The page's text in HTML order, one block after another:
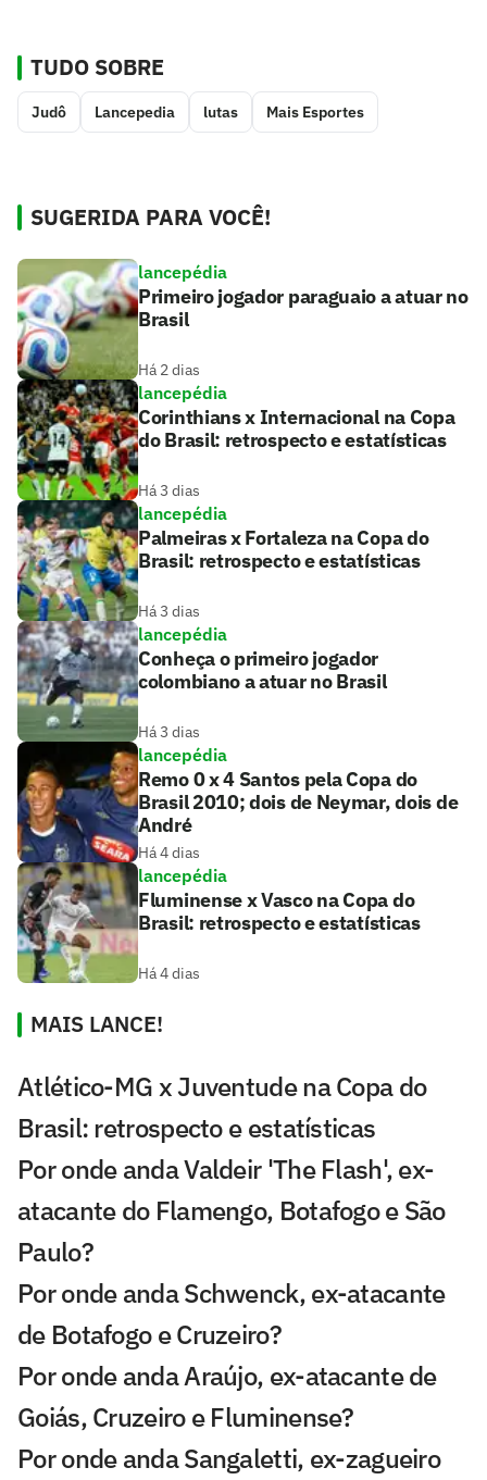
TUDO SOBRE
Judô Lancepedia lutas Mais Esportes
SUGERIDA PARA VOCÊ!
lancepédia
Primeiro jogador paraguaio a atuar no
Brasil
Há 2 dias
lancepédia
Corinthians x Internacional na Copa
do Brasil: retrospecto e estatísticas
Há 3 dias
lancepédia
Palmeiras x Fortaleza na Copa do
Brasil: retrospecto e estatísticas
Há 3 dias
lancepédia
Conheça o primeiro jogador
colombiano a atuar no Brasil
Há 3 dias
lancepédia
Remo 0 x 4 Santos pela Copa do
Brasil 2010; dois de Neymar, dois de
André
Há 4 dias
lancepédia
Fluminense x Vasco na Copa do
Brasil: retrospecto e estatísticas
Há 4 dias
MAIS LANCE!
Atlético-MG x Juventude na Copa do
Brasil: retrospecto e estatísticas
Por onde anda Valdeir 'The Flash', ex-
atacante do Flamengo, Botafogo e São
Paulo?
Por onde anda Schwenck, ex-atacante
de Botafogo e Cruzeiro?
Por onde anda Araújo, ex-atacante de
Goiás, Cruzeiro e Fluminense?
Por onde anda Sangaletti, ex-zagueiro